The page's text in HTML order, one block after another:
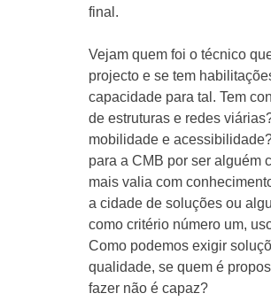
final.
Vejam quem foi o técnico
projecto e se tem
capacidade para tal. Tem
de estruturas e redes
mobilidade e
para a CMB por ser alguém
mais valia com
a cidade de soluções ou
como critério número um,
Como podemos exigir
qualidade, se quem é
fazer não é capaz?